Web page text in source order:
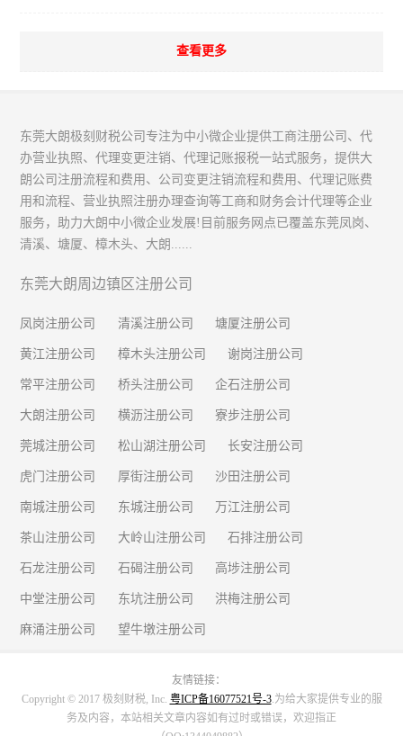
查看更多
东莞大朗极刻财税公司专注为中小微企业提供工商注册公司、代
办营业执照、代理变更注销、代理记账报税一站式服务，提供大
朗公司注册流程和费用、公司变更注销流程和费用、代理记账费
用和流程、营业执照注册办理查询等工商和财务会计代理等企业
服务，助力大朗中小微企业发展!目前服务网点已覆盖东莞凤岗、
清溪、塘厦、樟木头、大朗......
东莞大朗周边镇区注册公司
凤岗注册公司 清溪注册公司 塘厦注册公司
黄江注册公司 樟木头注册公司 谢岗注册公司
常平注册公司 桥头注册公司 企石注册公司
大朗注册公司 横沥注册公司 寮步注册公司
莞城注册公司 松山湖注册公司 长安注册公司
虎门注册公司 厚街注册公司 沙田注册公司
南城注册公司 东城注册公司 万江注册公司
茶山注册公司 大岭山注册公司 石排注册公司
石龙注册公司 石碣注册公司 高埗注册公司
中堂注册公司 东坑注册公司 洪梅注册公司
麻涌注册公司 望牛墩注册公司
友情链接：
Copyright © 2017 极刻财税, Inc. 粤ICP备16077521号-3.为给大家提供专业的服
务及内容，本站相关文章内容如有过时或错误，欢迎指正